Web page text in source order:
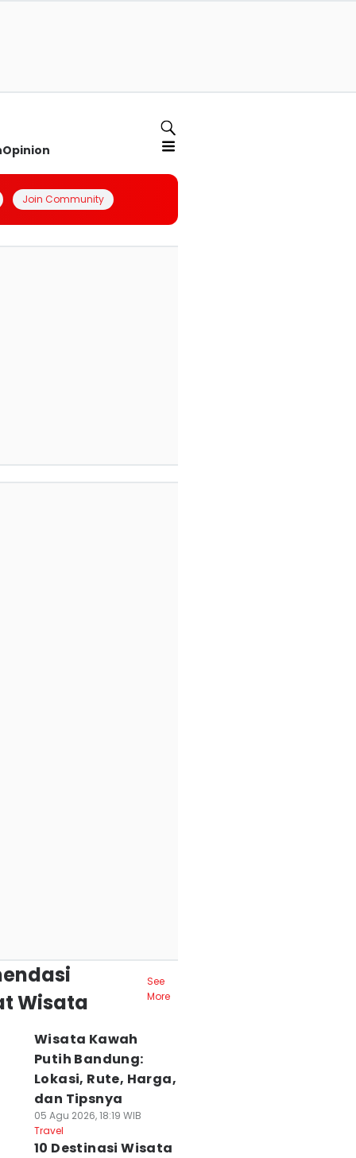
Opinion
Join Community
Wisata
See
More
Wisata Kawah
Putih Bandung:
Lokasi, Rute, Harga,
dan Tipsnya
05 Agu 2026, 18:19 WIB
Travel
10 Destinasi Wisata